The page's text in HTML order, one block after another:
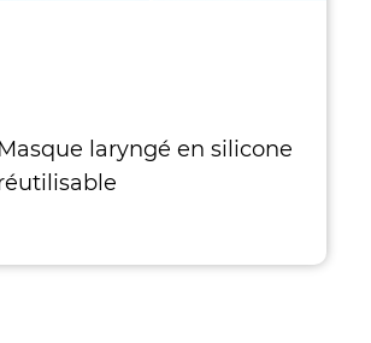
Masque laryngé en silicone